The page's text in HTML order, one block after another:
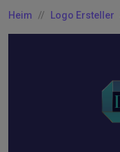
Heim Logo Ersteller